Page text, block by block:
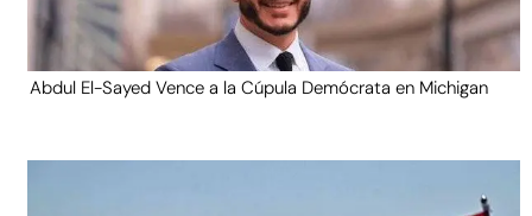
Abdul El-Sayed Vence a la Cúpula Demócrata en Michigan